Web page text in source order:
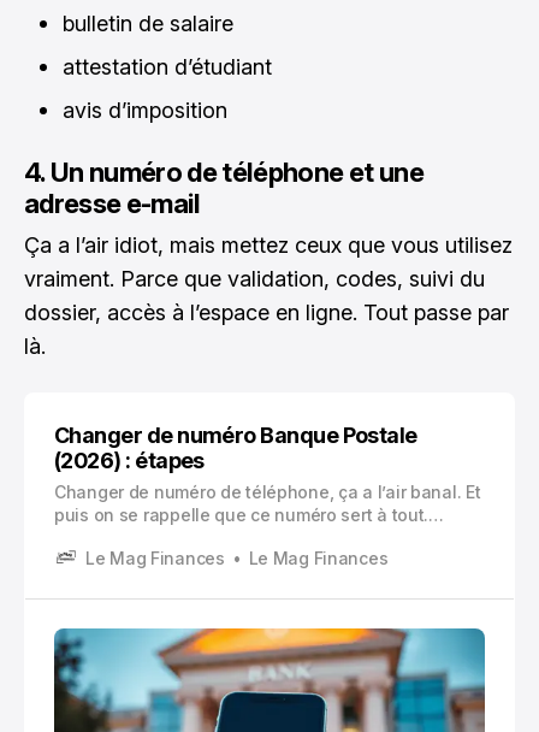
bulletin de salaire
attestation d’étudiant
avis d’imposition
4. Un numéro de téléphone et une
adresse e-mail
Ça a l’air idiot, mais mettez ceux que vous utilisez
vraiment. Parce que validation, codes, suivi du
dossier, accès à l’espace en ligne. Tout passe par
là.
Changer de numéro Banque Postale
(2026) : étapes
Changer de numéro de téléphone, ça a l’air banal. Et
puis on se rappelle que ce numéro sert à tout.
connecter à l’appli, parler au conseiller, récupérer un
Le Mag Finances Le Mag Finances